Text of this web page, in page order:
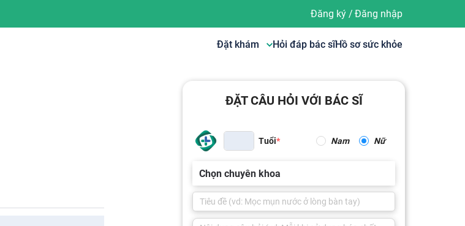
Đăng ký/ Đăng nhập
Đặt khám Hỏi đáp bác sĩHồ sơ sức khỏe
ĐẶT CÂU HỎI VỚI BÁC SĨ
Tuổi Nam Nữ
Chọn chuyên khoa